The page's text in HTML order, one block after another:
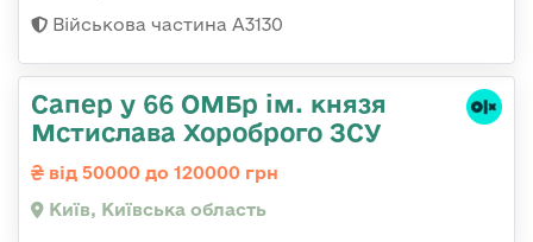
Військова частина А3130
Сапер у 66 ОМБр ім. князя
Мстислава Хороброго ЗСУ
від 50000 до 120000 грн
Київ, Київська область